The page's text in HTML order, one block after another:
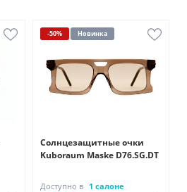
-50% Новинка
Солнцезащитные очки
Kuboraum Maske D76.SG.DT
Доступно в 1 салоне